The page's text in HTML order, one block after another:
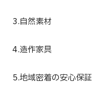
3.自然素材
4.造作家具
5.地域密着の安心保証